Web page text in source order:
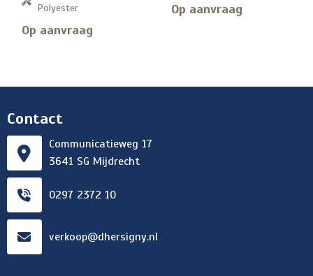
Polyester
Op aanvraag
Op aanvraag
Contact
Communicatieweg 17
3641 SG Mijdrecht
0297 2372 10
verkoop@dhersigny.nl